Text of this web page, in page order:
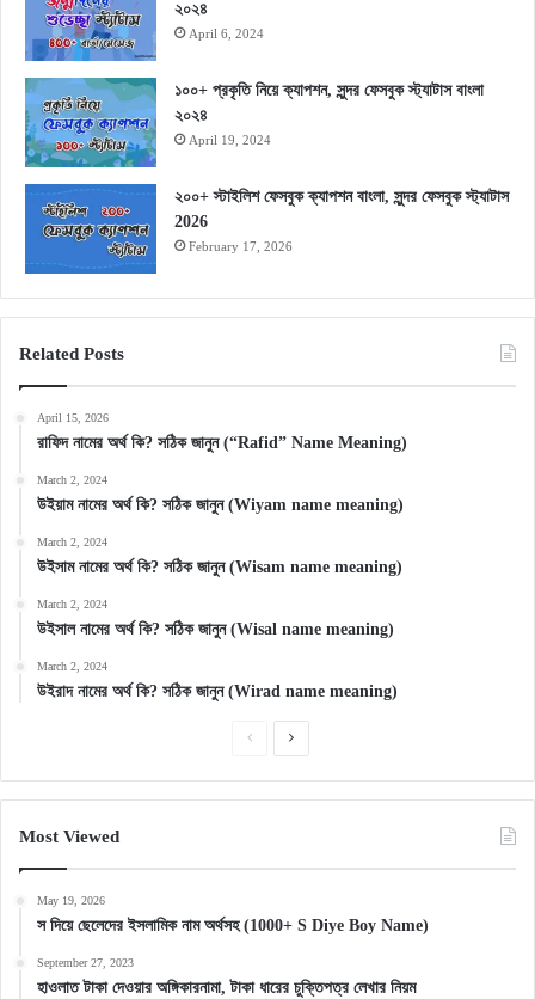
২০২৪
April 6, 2024
১০০+ প্রকৃতি নিয়ে ক্যাপশন, সুন্দর ফেসবুক স্ট্যাটাস বাংলা
২০২৪
April 19, 2024
২০০+ স্টাইলিশ ফেসবুক ক্যাপশন বাংলা, সুন্দর ফেসবুক স্ট্যাটাস
2026
February 17, 2026
Related Posts
April 15, 2026
রাফিদ নামের অর্থ কি? সঠিক জানুন (“Rafid” Name Meaning)
March 2, 2024
উইয়াম নামের অর্থ কি? সঠিক জানুন (Wiyam name meaning)
March 2, 2024
উইসাম নামের অর্থ কি? সঠিক জানুন (Wisam name meaning)
March 2, 2024
উইসাল নামের অর্থ কি? সঠিক জানুন (Wisal name meaning)
March 2, 2024
উইরাদ নামের অর্থ কি? সঠিক জানুন (Wirad name meaning)
PreviousNext
Most Viewed
May 19, 2026
স দিয়ে ছেলেদের ইসলামিক নাম অর্থসহ (1000+ S Diye Boy Name)
September 27, 2023
হাওলাত টাকা দেওয়ার অঙ্গিকারনামা, টাকা ধারের চুক্তিপত্র লেখার নিয়ম